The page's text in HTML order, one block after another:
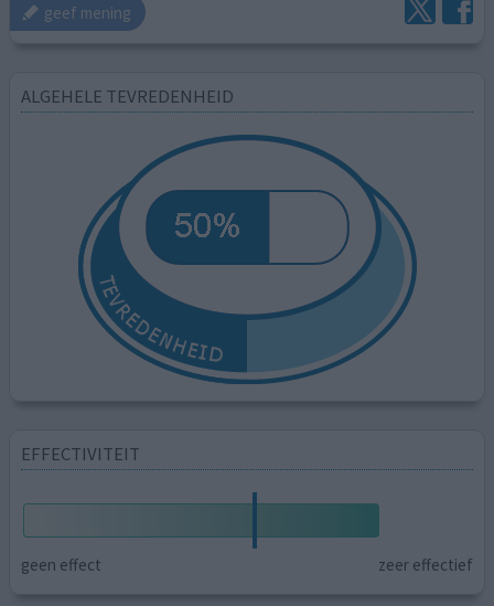
geef mening
ALGEHELE TEVREDENHEID
EFFECTIVITEIT
geen effect zeer effectief